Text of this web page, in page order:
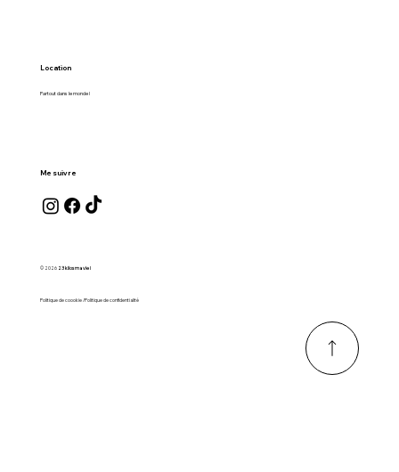
Location
Partout dans le monde !
Me suivre
© 2026 23 kilos ma vie !
Politique de coookie /Politique de confidentialité